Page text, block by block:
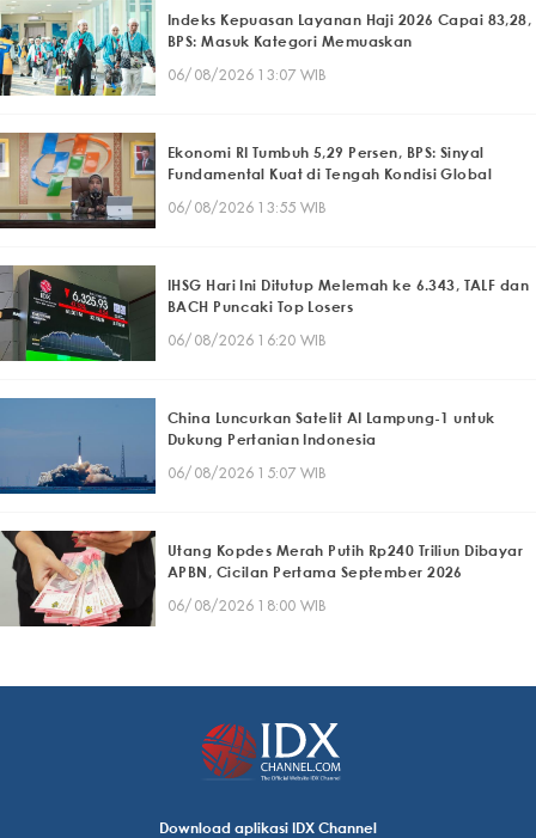
Indeks Kepuasan Layanan Haji 2026 Capai 83,28,
BPS: Masuk Kategori Memuaskan
06/08/2026 13:07 WIB
Ekonomi RI Tumbuh 5,29 Persen, BPS: Sinyal
Fundamental Kuat di Tengah Kondisi Global
06/08/2026 13:55 WIB
IHSG Hari Ini Ditutup Melemah ke 6.343, TALF dan
BACH Puncaki Top Losers
06/08/2026 16:20 WIB
China Luncurkan Satelit AI Lampung-1 untuk
Dukung Pertanian Indonesia
06/08/2026 15:07 WIB
Utang Kopdes Merah Putih Rp240 Triliun Dibayar
APBN, Cicilan Pertama September 2026
06/08/2026 18:00 WIB
Download aplikasi IDX Channel